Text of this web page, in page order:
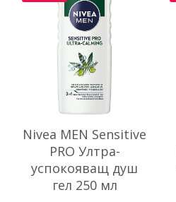
Nivea MEN Sensitive
PRO Ултра-
успокояващ душ
гел 250 мл